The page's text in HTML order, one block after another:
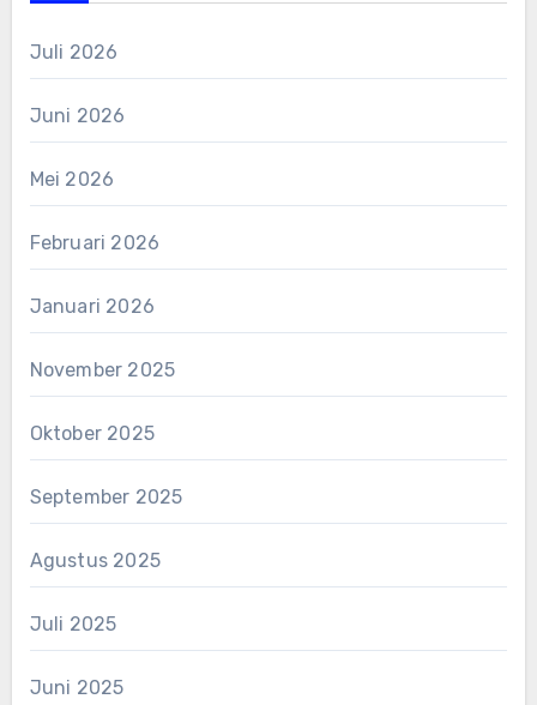
Juli 2026
Juni 2026
Mei 2026
Februari 2026
Januari 2026
November 2025
Oktober 2025
September 2025
Agustus 2025
Juli 2025
Juni 2025